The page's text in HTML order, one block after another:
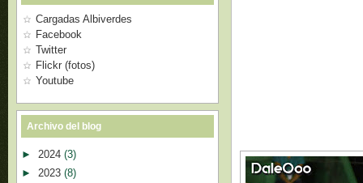
Cargadas Albiverdes
Facebook
Twitter
Flickr (fotos)
Youtube
Archivo del blog
► 2024 (3)
► 2023 (8)